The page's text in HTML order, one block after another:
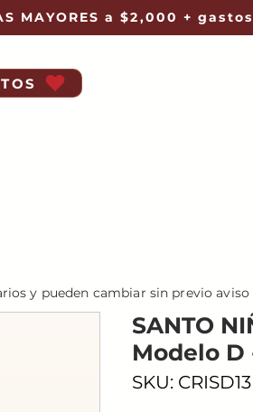
MAYORES a $2,000 +
SANTO
Modelo D
SKU: CRISD13
y pueden cambiar sin previo aviso